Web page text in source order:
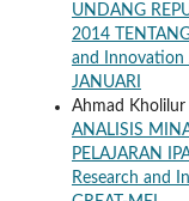
UNDANG
2014
and Innovation
JANUARI
Ahmad
ANALISIS
PELAJARAN
Research and